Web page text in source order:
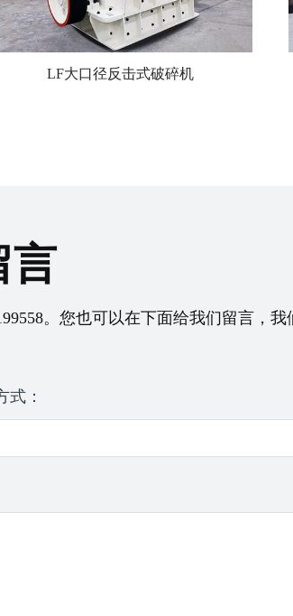
LF大口径反击式破碎机
言
。您也可以在下面给我们留言，我
式：